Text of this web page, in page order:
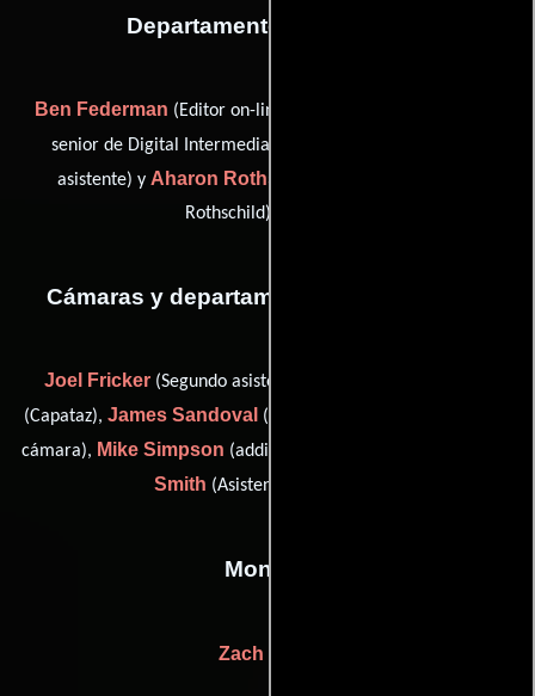
Departamento de editorial
Ben Federman (Editor on-line),
senior de Digital Intermediate),
asistente) y Aharon Rothschild
Rothschild) / colorist)
Cámaras y departamento de electricidad
Joel Fricker(Segundo asistente de cámara),
(Capataz), James Sandoval (Encargado de equipamiento de
cámara), Mike Simpson (additional photography) y
Smith (Asistente de cámara)
Montaje
Zach Clark